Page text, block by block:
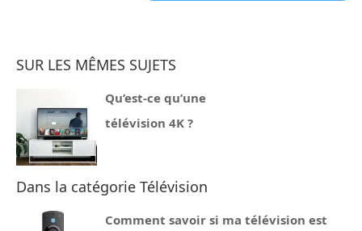
SUR LES MÊMES SUJETS
Qu’est-ce qu’une
télévision 4K ?
Dans la catégorie Télévision
Comment savoir si ma télévision est